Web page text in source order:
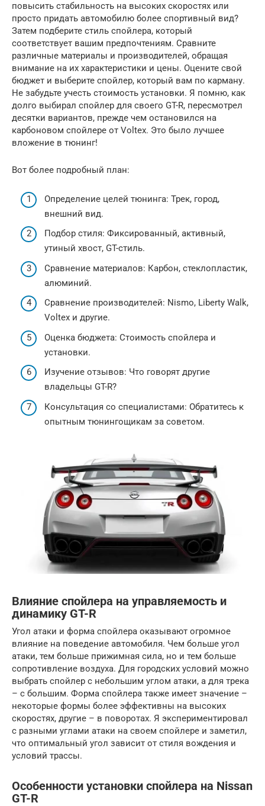
повысить стабильность на высоких скоростях или
просто придать автомобилю более спортивный вид?
Затем подберите стиль спойлера, который
соответствует вашим предпочтениям. Сравните
различные материалы и производителей, обращая
внимание на их характеристики и цены. Оцените свой
бюджет и выберите спойлер, который вам по карману.
Не забудьте учесть стоимость установки. Я помню, как
долго выбирал спойлер для своего GT-R, пересмотрел
десятки вариантов, прежде чем остановился на
карбоновом спойлере от Voltex. Это было лучшее
вложение в тюнинг!
Вот более подробный план:
Определение целей тюнинга: Трек, город,
внешний вид.
Подбор стиля: Фиксированный, активный,
утиный хвост, GT-стиль.
Сравнение материалов: Карбон, стеклопластик,
алюминий.
Сравнение производителей: Nismo, Liberty Walk,
Voltex и другие.
Оценка бюджета: Стоимость спойлера и
установки.
Изучение отзывов: Что говорят другие
владельцы GT-R?
Консультация со специалистами: Обратитесь к
опытным тюнингощикам за советом.
Влияние спойлера на управляемость и
динамику GT-R
Угол атаки и форма спойлера оказывают огромное
влияние на поведение автомобиля. Чем больше угол
атаки, тем больше прижимная сила, но и тем больше
сопротивление воздуха. Для городских условий можно
выбрать спойлер с небольшим углом атаки, а для трека
– с большим. Форма спойлера также имеет значение –
некоторые формы более эффективны на высоких
скоростях, другие – в поворотах. Я экспериментировал
с разными углами атаки на своем спойлере и заметил,
что оптимальный угол зависит от стиля вождения и
условий трассы.
Особенности установки спойлера на Nissan
GT-R